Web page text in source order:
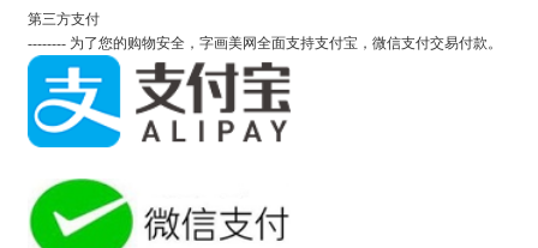
第三方支付
-------- 为了您的购物安全，字画美网全面支持支付宝，微信支付交易付款。